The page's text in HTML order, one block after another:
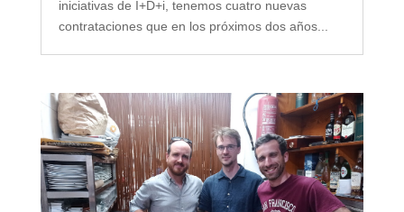
iniciativas de I+D+i, tenemos cuatro nuevas
contrataciones que en los próximos dos años...